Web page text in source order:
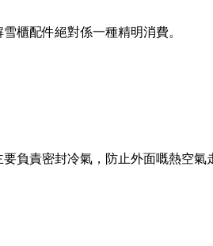
櫃配件絕對係一種精明消費。
負責密封冷氣，防止外面嘅熱空氣